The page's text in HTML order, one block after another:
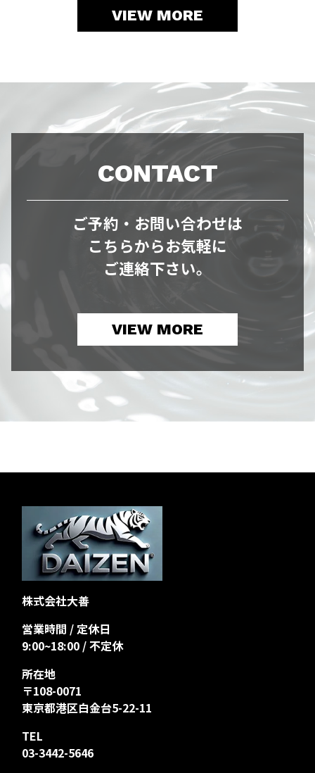
VIEW MORE
CONTACT
ご予約・お問い合わせは
こちらからお気軽に
ご連絡下さい。
VIEW MORE
株式会社大善
営業時間 / 定休日
9:00~18:00 / 不定休
所在地
〒108-0071
東京都港区白金台5-22-11
TEL
03-3442-5646